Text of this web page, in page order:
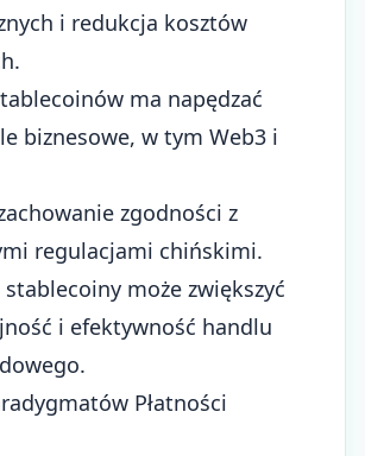
i redukcja kosztów
ma napędzać
biznesowe, w tym Web3 i
zgodności z
regulacjami chińskimi.
stablecoiny może zwiększyć
i efektywność handlu
Płatności